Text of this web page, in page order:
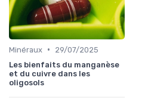
Minéraux •
29/07/2025
Les bienfaits du manganèse
et du cuivre dans les
oligosols